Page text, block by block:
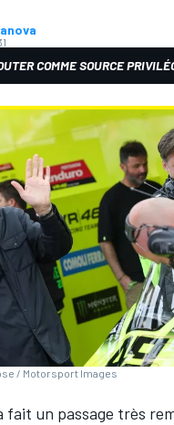
COMME SOURCE
/ Motorsport Images
fait un passage très